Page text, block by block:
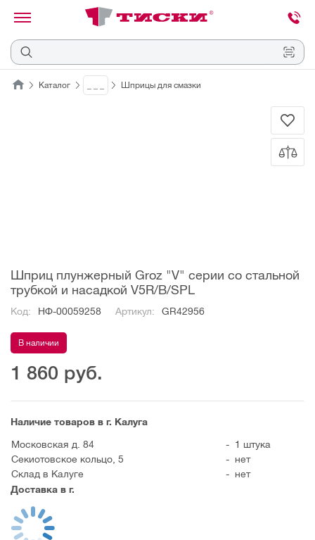
Отмена
Каталог Шприцы для смазки
Шприц плунжерный Groz "V" серии со стальной
трубкой и насадкой V5R/B/SPL
Код: НФ-00059258 Артикул: GR42956
В наличии
1 860 руб.
Наличие товаров в г. Калуга
Московская д. 84
- 1 штука
Секиотовское кольцо, 5
- нет
Склад в Калуге
- нет
Доставка в г.